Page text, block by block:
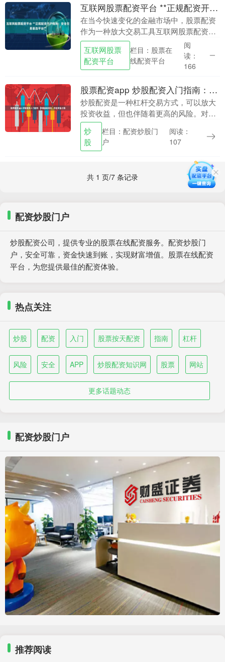
互联网股票配资平台 **正规配资开户指南：安全交易首选平台**
在当今快速变化的金融市场中，股票配资
作为一种放大交易工具互联网股票配资平
台，吸引了众多投资者的目光。然而，市
场繁荣的背后也伴随着风险，选择**正
规、安全的配资平....
互联网股票
配资平台
栏目：股票在
线配资平台
阅
读：
166
股票配资app 炒股配资入门指南：掌握基础知识，开启财富之路
炒股配资是一种杠杆交易方式，可以放大
投资收益，但也伴随着更高的风险。对于
新手而言，掌握炒股配资的基础知识至关
重要。 其次，投资者需要关注股票配资平
台的费用和服务....
炒
股
栏目：配资炒股门
户
阅读：
107
共 1 页/7 条记录
配资炒股门户
炒股配资公司，提供专业的股票在线配资服务。配资炒股门
户，安全可靠，资金快速到账，实现财富增值。股票在线配资
平台，为您提供最佳的配资体验。
热点关注
炒股 配资 入门 股票按天配资 指南 杠杆
风险 安全 APP 炒股配资知识网 股票 网站
更多话题动态
配资炒股门户
推荐阅读